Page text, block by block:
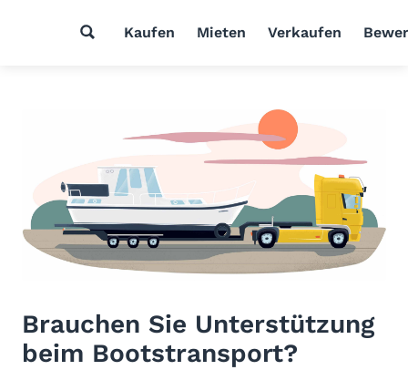
Kaufen Mieten Verkaufen
Brauchen Sie Unterstützung
beim Bootstransport?